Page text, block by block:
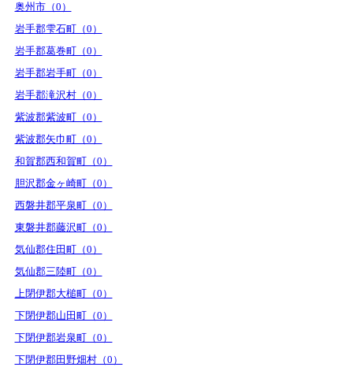
奥州市（0）
岩手郡雫石町（0）
岩手郡葛巻町（0）
岩手郡岩手町（0）
岩手郡滝沢村（0）
紫波郡紫波町（0）
紫波郡矢巾町（0）
和賀郡西和賀町（0）
胆沢郡金ヶ崎町（0）
西磐井郡平泉町（0）
東磐井郡藤沢町（0）
気仙郡住田町（0）
気仙郡三陸町（0）
上閉伊郡大槌町（0）
下閉伊郡山田町（0）
下閉伊郡岩泉町（0）
下閉伊郡田野畑村（0）